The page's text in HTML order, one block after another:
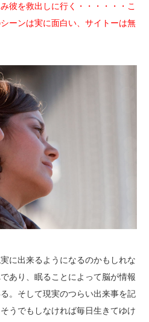
彼を救出しに行く・・・・・・こ
ーンは実に面白い、サイトーは無
に出来るようになるのかもしれな
あり、眠ることによって脳が情報
。そして現実のつらい出来事を記
うでもしなければ毎日生きてゆけ